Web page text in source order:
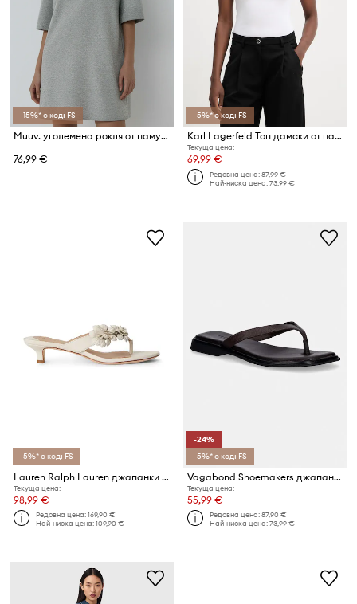
-15%* с код: FS
Muuv. уголемена рокля от памук AYA
76,99 €
-5%* с код: FS
Karl Lagerfeld Топ дамски от памук с еластан
Текуща цена:
69,99 €
Редовна цена:87,99 €
Най-ниска цена:73,99 €
-5%* с код: FS
Lauren Ralph Lauren джапанки дамски кожени Frncsa Flwr
Текуща цена:
98,99 €
Редовна цена:169,90 €
Най-ниска цена:109,90 €
-24%
-5%* с код: FS
Vagabond Shoemakers джапанки дамски кожени IZZY
Текуща цена:
55,99 €
Редовна цена:87,90 €
Най-ниска цена:73,99 €